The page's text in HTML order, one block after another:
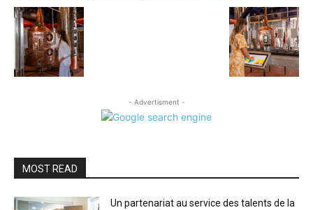
- Advertisment -
MOST READ
Un partenariat au service des talents de la